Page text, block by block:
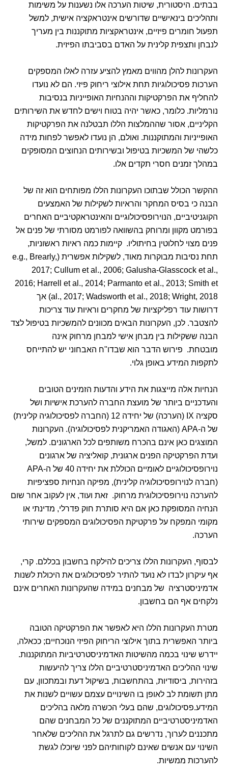
בבתים. היסטורית, שיטות הערכה אלו נשענות על משימות
ותהליכים בינאישיים שדורשים אינטראקציה אישית, למשל
תפעול חומרים פיזיים, אינטראקציות מתוקננות בין מעריך
לנבחן ותצפית קלינית על האדם בסביבתו הפיזית.
העקרונות להלן מהווים מאמץ להציע עזרה לאלו המספקים
הערכות פסיכולוגיות תחת אילוצי ריחוק פיזי. הם לא נועדו
להחליף את הפרקטיקות וההנחיות האופייניות בנסיבות
נורמליות. כלומר, כאשר יהיה בטוח וישים לחדש את השירותים
הקליניים, אסור שההמלצות הללו תבטלנה את הפרקטיקות
האופייניות והמתוקננות. ואולם, הן נועדו לאפשר לפחות מידה
כלשהי של המשכיות בטיפול ובשירותים הנחוצים המסופקים
במהלך זמנים חסרי תקדים אלו.
ההקשר הכולל שבתוכו העקרונות הללו מפותחים הוא זה של
הבנה כי בסיס המחקר והראיות לשקילות של האמצעים
הקוגניטיביים, הנוירופסיכולוגיים והאינטראקטיביים האחרים
בפורמט מקוון ומרוחק בהשוואה לפורמט מסורתי של פנים אל
פנים מצוי לחלוטין בחיתוליו. קיימות כמה ראיות ראשוניות,
תחת נסיבות מבוקרות מאוד, לשקילות אפשרית (e.g., Brearly,
2017; Cullum et al., 2006; Galusha-Glasscock et al.,
2016; Harrell et al., 2014; Parmanto et al., 2013; Smith et
al., 2017; Wadsworth et al., 2018; Wright, 2018) אך
דרושות עוד רפליקציות של מחקרים וראיות עוד צריכות
להצטבר. לכן, העקרונות הבאים מכוונים להמשכיות בטיפול לצד
הבנה ששקילות בין מבחן אישי למבחן מרחוק אינה
מובטחת. פירוש הדבר הוא שבדו"ח האבחוני יש להתייחס
לתקפות המידע באופן גלוי.
הנחיות אלה מייצגות את הידע והדעות הזמינים הטובים
והעדכניים ביותר של מועצת החברה להערכת אישיות ושל
סקציה IX (הערכה) של יחידה 12 (החברה לפסיכולוגיה קלינית)
של ה-APA (האגודה האמריקנית לפסיכולוגיה). העקרונות
המוצגים כאן אינם בהכרח משותפים לכל הארגונים. למשל,
ועדת הפרקטיקה הפנים ארגונית, קואליציה של ארגונים
נוירופסיכולוגיים לאומיים הכוללת את יחידה 40 של ה-APA
(חברה לנוירופסיכולוגיה קלינית), מפיקה הנחיות ספציפיות
להערכה נוירופסיכולוגית מרחוק. זאת ועוד, אין לעקוב אחר שום
הנחיה המסופקת כאן אם היא סותרת חוק פדרלי, מדינתי או
מקומי המפקח על פרקטיקת הפסיכולוגים המספקים שירותי
הערכה.
לבסוף, העקרונות הללו צריכים להילקח בחשבון בכללם. קרי,
אף עיקרון לבדו לא נועד להתיר לפסיכולוגים את היכולת לשנות
אדמיניסטרציה של מבחנים במידה שהעקרונות האחרים אינם
נלקחים אף הם בחשבון.
מטרת העקרונות הללו היא לאפשר את הפרקטיקה הטובה
ביותר האפשרית בתוך אילוצי הריחוק הפיזי הנוכחיים; ככאלה,
יידרש שינוי בכמה מהשיטות האדמיניסטרטיביות המתוקננות.
שינוי ההליכים האדמיניסטרטיביים הללו צריך להיעשות
בזהירות, ביסודיות, בהתחשבות, בשיקול דעת ובמתכוון, עם
מתן תשומת לב לאופן בו השינויים עצמם עשויים לשנות את
המידע.פסיכולוגים, שהם בעלי הכשרה מלאה בהליכים
האדמיניסטרטיביים המתוקננים של כל המבחנים שהם
מתכננים לערוך, נדרשים גם לתרגל את ההליכים שלאחר
השינוי עם אנשים שאינם לקוחותיהם לפני שיוכלו לגשת
להערכות ממשיות.